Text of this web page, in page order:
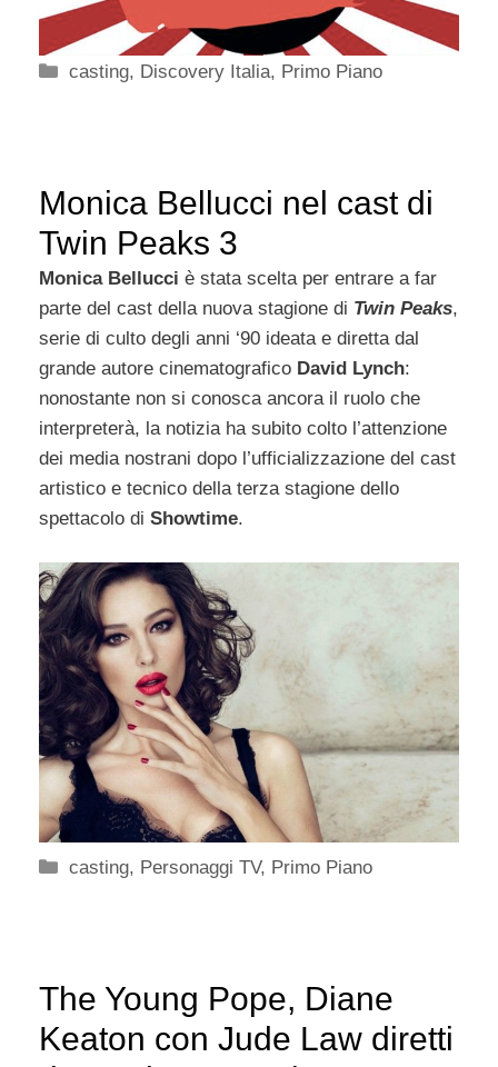
Categorie
casting, Discovery Italia, Primo Piano
Monica Bellucci nel cast di
Twin Peaks 3
Monica Bellucci è stata scelta per entrare a far
parte del cast della nuova stagione di Twin Peaks,
serie di culto degli anni ‘90 ideata e diretta dal
grande autore cinematografico David Lynch:
nonostante non si conosca ancora il ruolo che
interpreterà, la notizia ha subito colto l’attenzione
dei media nostrani dopo l’ufficializzazione del cast
artistico e tecnico della terza stagione dello
spettacolo di Showtime.
Categorie
casting, Personaggi TV, Primo Piano
The Young Pope, Diane
Keaton con Jude Law diretti